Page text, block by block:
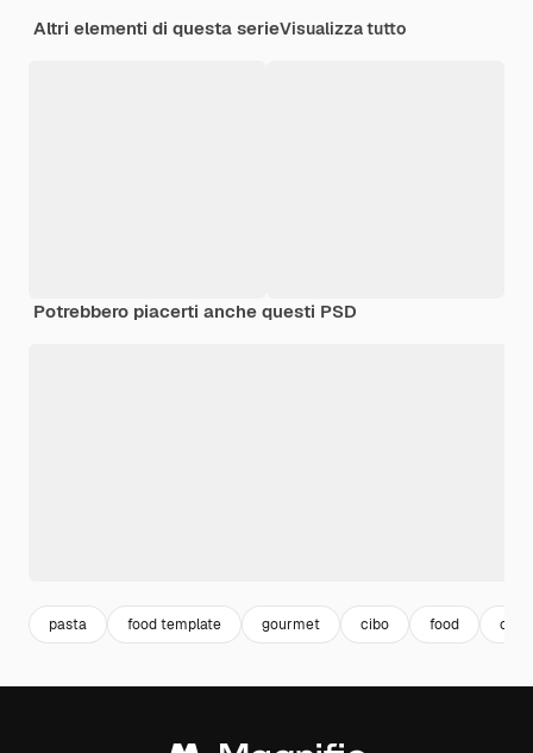
Altri elementi di questa serieVisualizza tutto
Potrebbero piacerti anche questi PSD
pasta food template gourmet cibo food cibo